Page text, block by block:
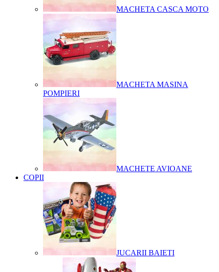
MACHETA CASCA MOTO
MACHETA MASINA
POMPIERI
MACHETE AVIOANE
COPII
JUCARII BAIETI